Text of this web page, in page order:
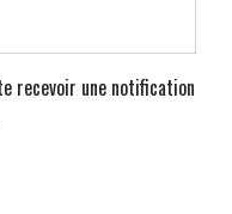
recevoir une notification